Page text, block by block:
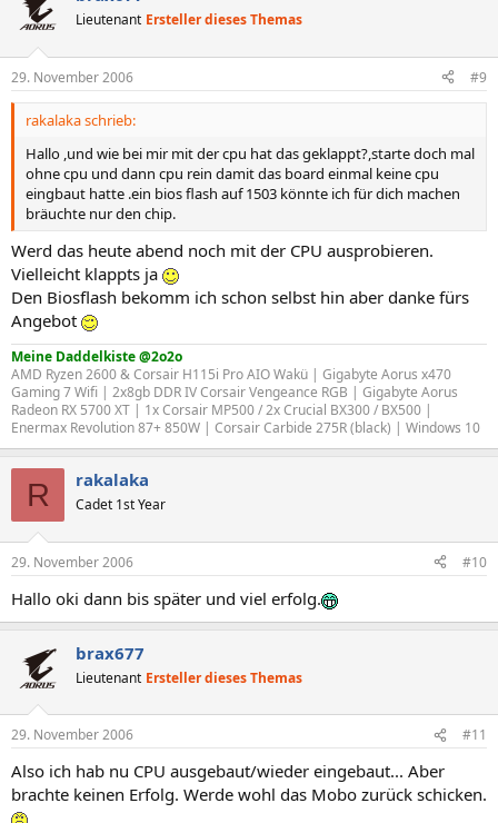
Lieutenant Ersteller dieses Themas
29. November 2006 #9
rakalaka schrieb:
Hallo ,und wie bei mir mit der cpu hat das geklappt?,starte doch mal
ohne cpu und dann cpu rein damit das board einmal keine cpu
eingbaut hatte .ein bios flash auf 1503 könnte ich für dich machen
bräuchte nur den chip.
Werd das heute abend noch mit der CPU ausprobieren.
Vielleicht klappts ja
Den Biosflash bekomm ich schon selbst hin aber danke fürs
Angebot
Meine Daddelkiste @2o2o
AMD Ryzen 2600 & Corsair H115i Pro AIO Wakü | Gigabyte Aorus x470
Gaming 7 Wifi | 2x8gb DDR IV Corsair Vengeance RGB | Gigabyte Aorus
Radeon RX 5700 XT | 1x Corsair MP500 / 2x Crucial BX300 / BX500 |
Enermax Revolution 87+ 850W | Corsair Carbide 275R (black) | Windows 10
R rakalaka
Cadet 1st Year
29. November 2006 #10
Hallo oki dann bis später und viel erfolg.
brax677
Lieutenant Ersteller dieses Themas
29. November 2006 #11
Also ich hab nu CPU ausgebaut/wieder eingebaut... Aber
brachte keinen Erfolg. Werde wohl das Mobo zurück schicken.